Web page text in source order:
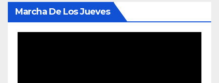
Marcha De Los Jueves